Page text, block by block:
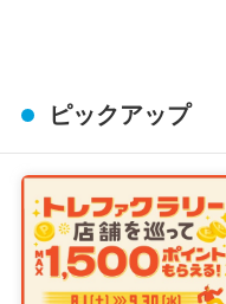
ピックアップ